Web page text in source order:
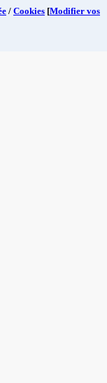
/ Cookies [Modifier vos